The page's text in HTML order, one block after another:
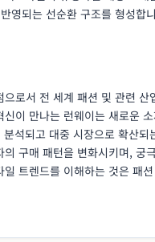
영되는 선순환 구조를 형성합
로서 전 세계 패션 및 관련 산
이 만나는 런웨이는 새로운
석되고 대중 시장으로 확산되
구매 패턴을 변화시키며, 궁
트렌드를 이해하는 것은 패